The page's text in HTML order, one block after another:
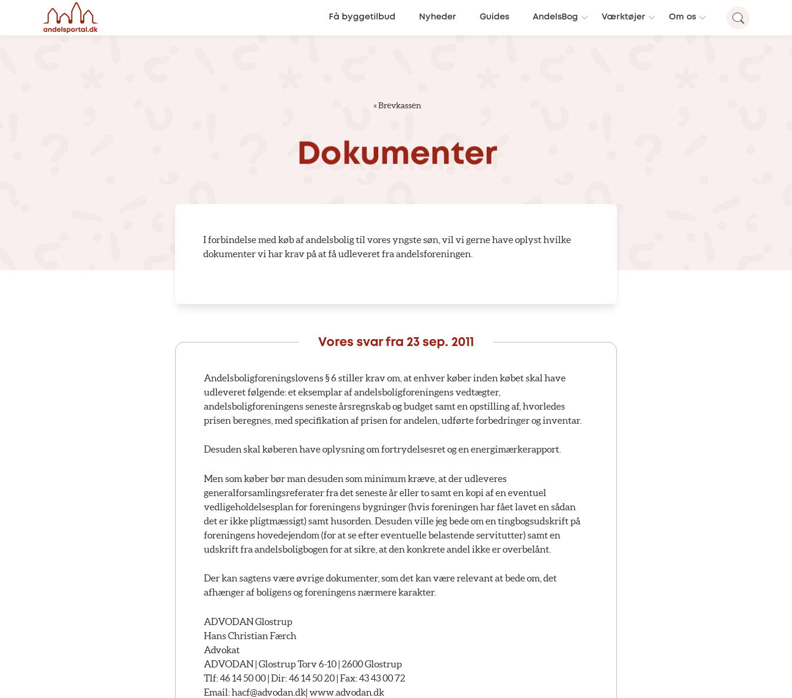
Få byggetilbud Nyheder Guides AndelsBog Værktøjer Om os
«Brevkassen
Dokumenter
I forbindelse med køb af andelsbolig til vores yngste søn, vil vi gerne have oplyst hvilke
dokumenter vi har krav på at få udleveret fra andelsforeningen.
Vores svar fra 23 sep. 2011
Andelsboligforeningslovens § 6 stiller krav om, at enhver køber inden købet skal have
udleveret følgende: et eksemplar af andelsboligforeningens vedtægter,
andelsboligforeningens seneste årsregnskab og budget samt en opstilling af, hvorledes
prisen beregnes, med specifikation af prisen for andelen, udførte forbedringer og inventar.
Desuden skal køberen have oplysning om fortrydelsesret og en energimærkerapport.
Men som køber bør man desuden som minimum kræve, at der udleveres
generalforsamlingsreferater fra det seneste år eller to samt en kopi af en eventuel
vedligeholdelsesplan for foreningens bygninger (hvis foreningen har fået lavet en sådan 
det er ikke pligtmæssigt) samt husorden. Desuden ville jeg bede om en tingbogsudskrift på
foreningens hovedejendom (for at se efter eventuelle belastende servitutter) samt en
udskrift fra andelsboligbogen for at sikre, at den konkrete andel ikke er overbelånt.
Der kan sagtens være øvrige dokumenter, som det kan være relevant at bede om, det
afhænger af boligens og foreningens nærmere karakter.
ADVODAN Glostrup
Hans Christian Færch
Advokat
ADVODAN | Glostrup Torv 6-10 | 2600 Glostrup
Tlf: 46 14 50 00 | Dir: 46 14 50 20 | Fax: 43 43 00 72
Email: hacf@advodan.dk| www.advodan.dk